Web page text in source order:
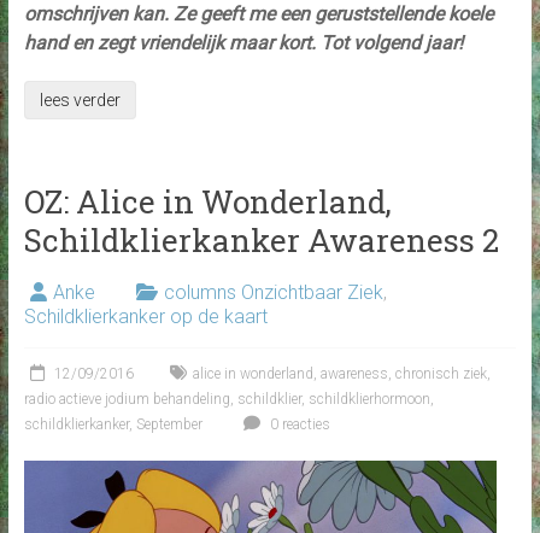
omschrijven kan. Ze geeft me een geruststellende koele
hand en zegt vriendelijk maar kort. Tot volgend jaar!
lees verder
OZ: Alice in Wonderland,
Schildklierkanker Awareness 2
Anke columns Onzichtbaar Ziek,
Schildklierkanker op de kaart
12/09/2016 alice in wonderland , awareness, chronisch ziek,
radio actieve jodium behandeling, schildklier, schildklierhormoon,
schildklierkanker, September 0 reacties